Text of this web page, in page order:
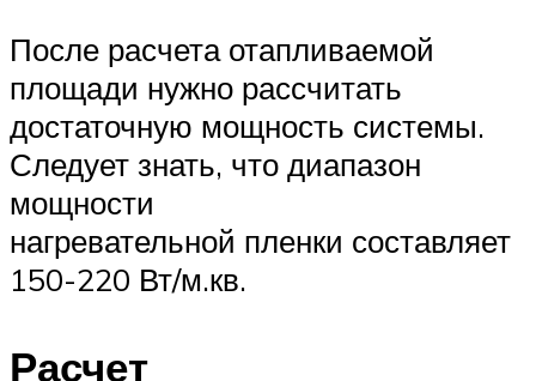
После расчета отапливаемой
площади нужно рассчитать
достаточную мощность системы.
Следует знать, что диапазон
мощности
нагревательной пленки составляет
150-220 Вт/м.кв.
Расчет